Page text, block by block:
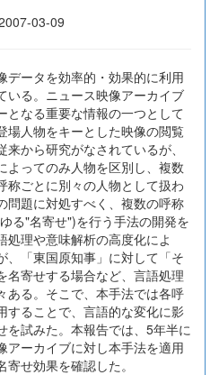
03-09
データを効率的・効果的に利用
いる。ニュース映像アーカイブ
となる重要な情報の一つとして
場人物をキーとした映像の閲覧
から研究がなされているが、
よってのみ人物を区別し、複数
称ごとに別々の人物として扱わ
問題に対処すべく、複数の呼称
る"名寄せ")を行う手法の開発を
理や意味解析の高度化によ
、「東国原知事」に対して「そ
名寄せする場合など、言語処理
ある。そこで、本手法では各呼
することで、言語的な変化に影
を試みた。本報告では、5年半に
アーカイブに対し本手法を適用
せ効果を確認した。